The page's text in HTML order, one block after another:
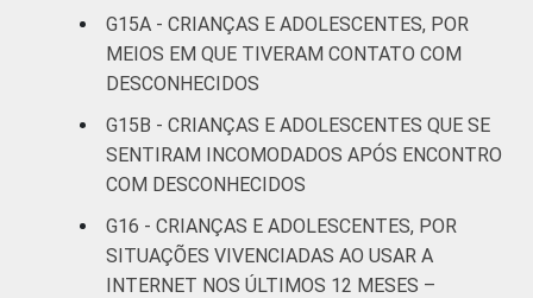
RENDA
FAMILIAR
Até 1 SM 10 14
Mais de 1
Mais de 2
SM até 3 SM
Mais de 3
SM
8
G15A - CRIANÇAS E ADOLESCENTES, POR
MEIOS EM QUE TIVERAM CONTATO COM
DESCONHECIDOS
G15B - CRIANÇAS E ADOLESCENTES QUE SE
SENTIRAM INCOMODADOS APÓS ENCONTRO
COM DESCONHECIDOS
G16 - CRIANÇAS E ADOLESCENTES, POR
SITUAÇÕES VIVENCIADAS AO USAR A
INTERNET NOS ÚLTIMOS 12 MESES –